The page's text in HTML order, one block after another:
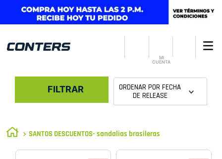
MI
CUENTA
FILTRAR ORDENAR POR FECHA
DE RELEASE
SANTOS DESCUENTOS- sandalias brasileras